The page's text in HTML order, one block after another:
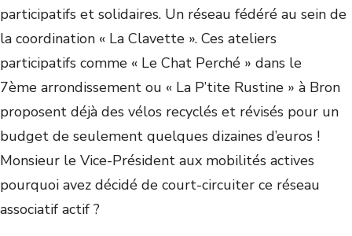
participatifs et solidaires. Un réseau fédéré au sein de
la coordination « La Clavette ». Ces ateliers
participatifs comme « Le Chat Perché » dans le
7ème arrondissement ou « La P’tite Rustine » à Bron
proposent déjà des vélos recyclés et révisés pour un
budget de seulement quelques dizaines d’euros !
Monsieur le Vice-Président aux mobilités actives
pourquoi avez décidé de court-circuiter ce réseau
associatif actif ?